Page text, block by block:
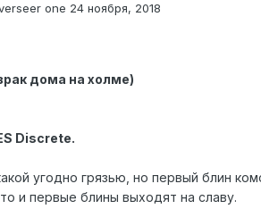
one 24 ноября, 2018
дома на холме)
Discrete.
угодно грязью, но первый блин
и первые блины выходят на славу.